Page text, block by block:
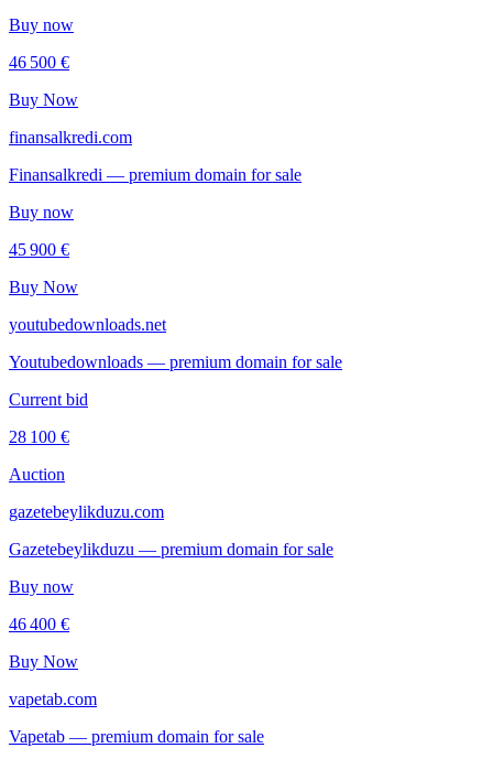
Buy now
46 500 €
Buy Now
finansalkredi.com
Finansalkredi — premium domain for sale
Buy now
45 900 €
Buy Now
youtubedownloads.net
Youtubedownloads — premium domain for sale
Current bid
28 100 €
Auction
gazetebeylikduzu.com
Gazetebeylikduzu — premium domain for sale
Buy now
46 400 €
Buy Now
vapetab.com
Vapetab — premium domain for sale